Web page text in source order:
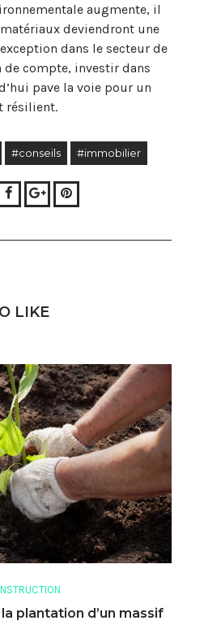
augmente, il
deviendront une
dans le secteur de
compte, investir dans
pave la voie pour un
résilient.
#conseils #immobilier
Facebook
Google+Pinterest
LIKE
plantation d’un massif